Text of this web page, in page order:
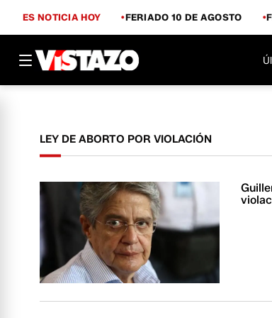
ES NOTICIA HOY FERIADO 10 DE AGOSTO
LEY DE ABORTO POR VIOLACIÓN